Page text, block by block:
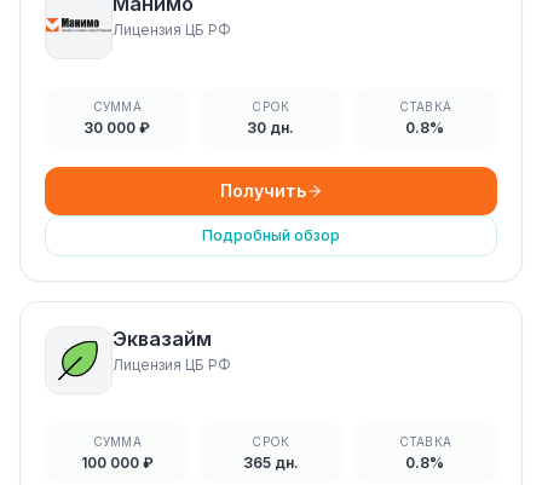
Лицензия ЦБ РФ
СУММА
30 000 ₽
СРОК
30 дн.
СТАВКА
0.8%
Получить
Подробный обзор
Эквазайм
Лицензия ЦБ РФ
СУММА
100 000 ₽
СРОК
365 дн.
СТАВКА
0.8%